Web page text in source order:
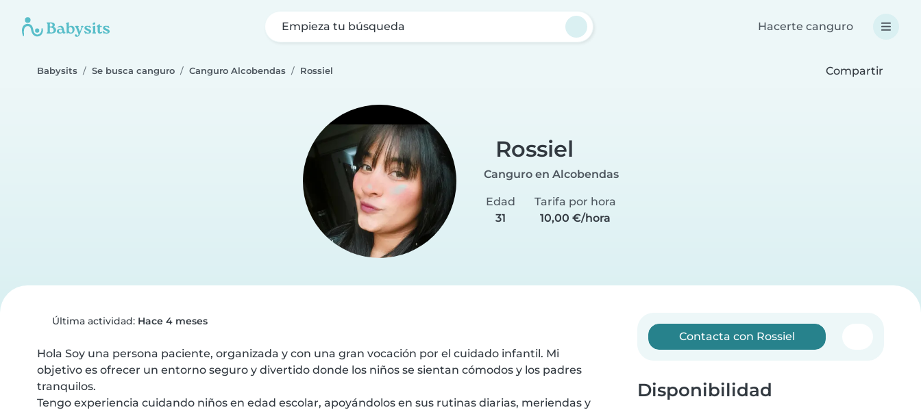
Empieza tu búsqueda Hacerte canguro
Babysits Se busca canguro Canguro Alcobendas Rossiel Compartir
Rossiel
Canguro en Alcobendas
Edad
31
Tarifa por hora
10,00 €/hora
Última actividad: Hace 4 meses
Hola Soy una persona paciente, organizada y con una gran vocación por el cuidado infantil. Mi
objetivo es ofrecer un entorno seguro y divertido donde los niños se sientan cómodos y los padres
tranquilos.
Tengo experiencia cuidando niños en edad escolar, apoyándolos en sus rutinas diarias, meriendas y
Contacta con Rossiel
Disponibilidad